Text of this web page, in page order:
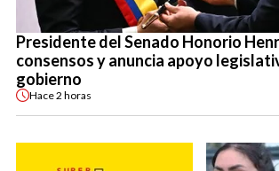
Presidente del Senado Honorio
consensos y anuncia apoyo
gobierno
Hace2 horas